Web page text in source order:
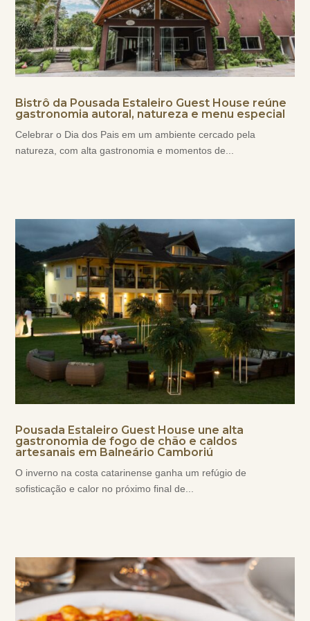
Bistrô da Pousada Estaleiro Guest House reúne
gastronomia autoral, natureza e menu especial
Celebrar o Dia dos Pais em um ambiente cercado pela
natureza, com alta gastronomia e momentos de...
Pousada Estaleiro Guest House une alta
gastronomia de fogo de chão e caldos
artesanais em Balneário Camboriú
O inverno na costa catarinense ganha um refúgio de
sofisticação e calor no próximo final de...